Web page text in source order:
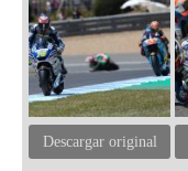
Descargar original